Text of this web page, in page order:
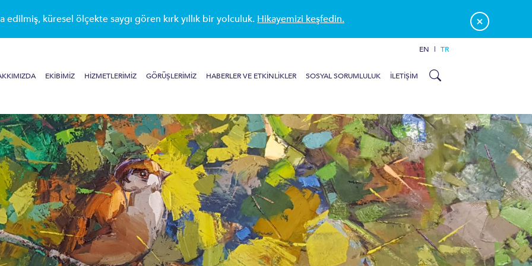
EKIBIMIZ HIZMETLERIMIZ GÖRÜŞLERIMIZ HABERLER VE ETKINLIKLER SOSYAL SORUMLULUK İLETIŞIM
EN | TR
×
edilmiş, küresel ölçekte saygı gören kırk yıllık bir yolculuk. Hikayemizi keşfedin.